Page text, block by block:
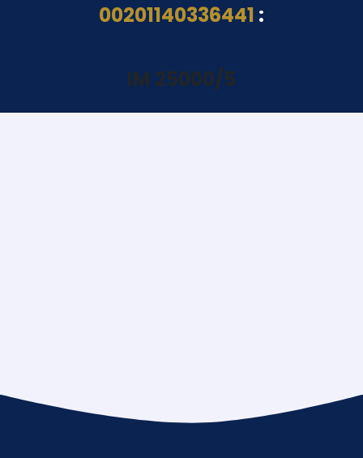
:
00201140336441
IM 25000/5